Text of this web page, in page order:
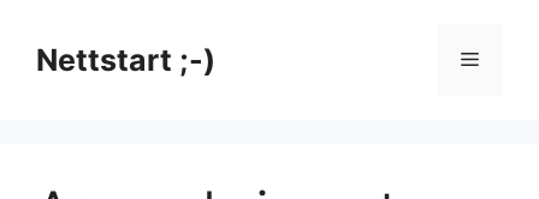
innholdNettstart ;-) Meny